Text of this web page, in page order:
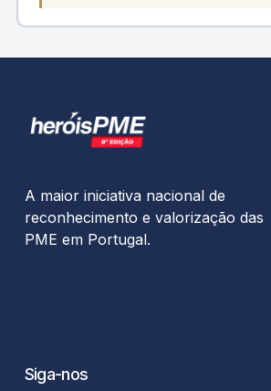
A maior iniciativa nacional de
reconhecimento e valorização das
PME em Portugal.
Siga-nos